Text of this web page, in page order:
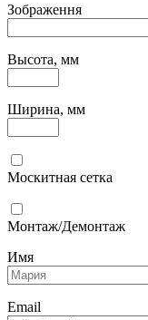
Зображення
Высота, мм
Ширина, мм
Москитная сетка
Монтаж/Демонтаж
Имя
Email